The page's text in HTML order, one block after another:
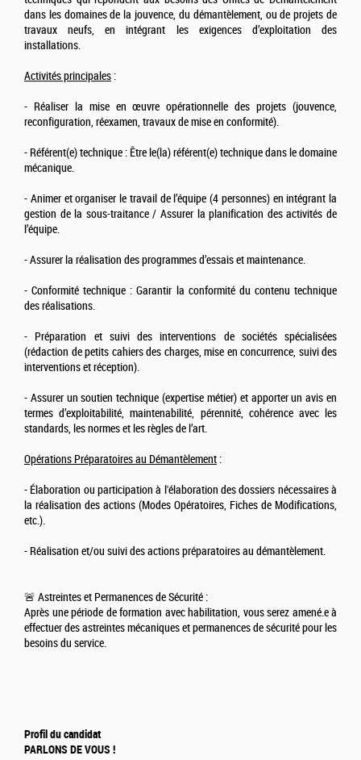
dans les domaines de la jouvence, du démantèlement, ou de projets de
travaux neufs, en intégrant les exigences d’exploitation des
installations.
Activités principales :
- Réaliser la mise en œuvre opérationnelle des projets (jouvence,
reconfiguration, réexamen, travaux de mise en conformité).
- Référent(e) technique : Être le(la) référent(e) technique dans le domaine
mécanique.
- Animer et organiser le travail de l’équipe (4 personnes) en intégrant la
gestion de la sous-traitance / Assurer la planification des activités de
l’équipe.
- Assurer la réalisation des programmes d’essais et maintenance.
- Conformité technique : Garantir la conformité du contenu technique
des réalisations.
- Préparation et suivi des interventions de sociétés spécialisées
(rédaction de petits cahiers des charges, mise en concurrence, suivi des
interventions et réception).
- Assurer un soutien technique (expertise métier) et apporter un avis en
termes d’exploitabilité, maintenabilité, pérennité, cohérence avec les
standards, les normes et les règles de l’art.
Opérations Préparatoires au Démantèlement :
- Élaboration ou participation à l'élaboration des dossiers nécessaires à
la réalisation des actions (Modes Opératoires, Fiches de Modifications,
etc.).
- Réalisation et/ou suivi des actions préparatoires au démantèlement.
🚨 Astreintes et Permanences de Sécurité :
Après une période de formation avec habilitation, vous serez amené.e à
effectuer des astreintes mécaniques et permanences de sécurité pour les
besoins du service.
Profil du candidat
PARLONS DE VOUS !